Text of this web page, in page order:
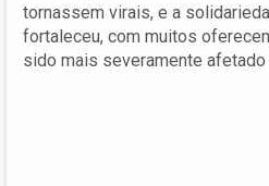
tornassem virais, e a
fortaleceu, com muitos
sido mais severamente